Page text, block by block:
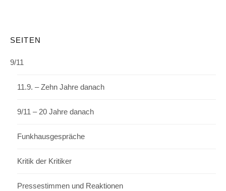
SEITEN
9/11
11.9. – Zehn Jahre danach
9/11 – 20 Jahre danach
Funkhausgespräche
Kritik der Kritiker
Pressestimmen und Reaktionen